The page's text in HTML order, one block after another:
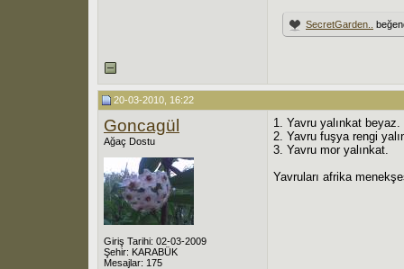
SecretGarden..
20-03-2010, 16:22
Goncagül
Ağaç Dostu
Giriş Tarihi: 02-03-2009
Şehir: KARABÜK
Mesajlar: 175
1. Yavru yalınkat beyaz.
2. Yavru fuşya rengi
3. Yavru mor yalınkat.
Yavruları afrika